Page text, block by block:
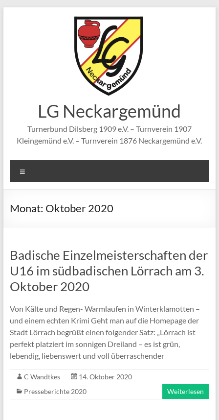
LG Neckargemünd
Turnerbund Dilsberg 1909 e.V. – Turnverein 1907
Kleingemünd e.V. – Turnverein 1876 Neckargemünd e.V.
Monat: Oktober 2020
Badische Einzelmeisterschaften der
U16 im südbadischen Lörrach am 3.
Oktober 2020
Von Kälte und Regen- Warmlaufen in Winterklamotten –
und einem echten Krimi Geht man auf die Homepage der
Stadt Lörrach begrüßt einen folgender Satz: „Lörrach ist
perfekt platziert im sonnigen Dreiland – es ist grün,
lebendig, liebenswert und voll überraschender
C Wandtkes
14. Oktober 2020
Presseberichte 2020
Weiterlesen